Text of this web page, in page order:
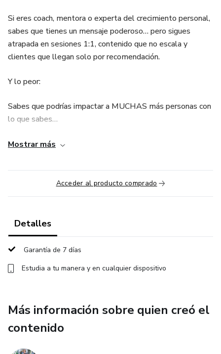
Si eres coach, mentora o experta del crecimiento personal,
sabes que tienes un mensaje poderoso… pero sigues
atrapada en sesiones 1:1, contenido que no escala y
clientes que llegan solo por recomendación.
Y lo peor:
Sabes que podrías impactar a MUCHAS más personas con
lo que sabes…
pero aún no has creado tu primer producto digital.
La razón no es falta de talento.
No es falta de resultados.
Y ese camino empieza con tu primer audio-curso.
Mostrar más
Acceder al producto comprado
Detalles
Garantía de 7 días
Estudia a tu manera y en cualquier dispositivo
Más información sobre quien creó el
contenido